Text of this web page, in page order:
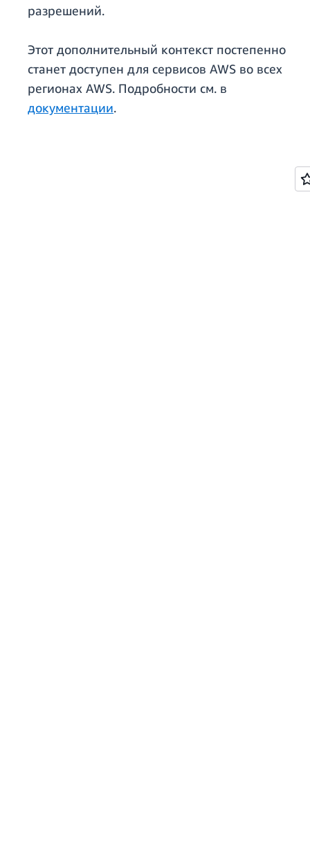
разрешений.
Этот дополнительный контекст постепенно
станет доступен для сервисов AWS во всех
регионах AWS. Подробности см. в
документации.